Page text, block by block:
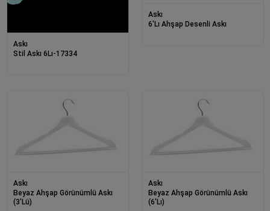
Askı
Stil Askı 6Lı-17334
Askı
6'Lı Ahşap Desenli Askı
Askı
Beyaz Ahşap Görünümlü Askı
(3'Lü)
Askı
Beyaz Ahşap Görünümlü Askı
(6'Lı)